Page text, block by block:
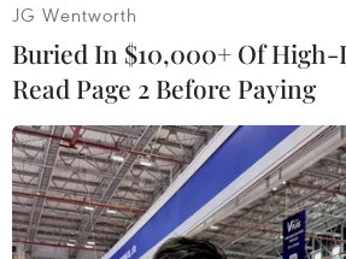
#Camera Switches
#mỉm cười
Mỹ
Theo dõi VietnamPlus
JG Wentworth
Buried In $10,000+ Of
Read Page 2 Before Paying